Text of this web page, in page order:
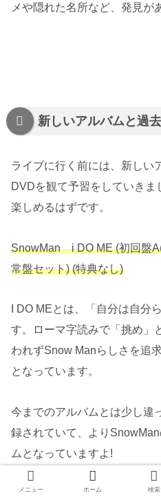
メや隠れた名所など、発見が
新しいアルバムと過
ライブに行く前には、新しい
DVDを観て予習をしていきま
楽しめるはずです。
SnowMan
i DO ME (初回盤
常盤セット) (特典なし)
I DO MEとは、「自分は自分
す。ローマ字読みで「挑め」
われずSnow Manらしさを追
となっています。
今までのアルバムとは少し違
録されていて、より
ムとなっていますよ!
メニュー ホーム 検索